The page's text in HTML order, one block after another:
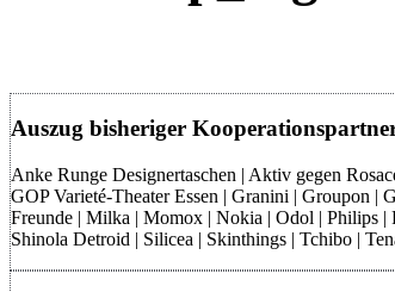
Auszug bisheriger
Anke Runge Designertaschen | Aktiv gegen
GOP Varieté-Theater Essen | Granini | Groupon
Freunde | Milka | Momox | Nokia | Odol | Philips
Shinola Detroid | Silicea | Skinthings | Tchibo |